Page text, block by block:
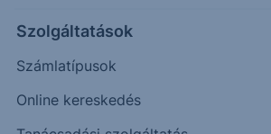
Szolgáltatások
Számlatípusok
Online kereskedés
23.00
23.50